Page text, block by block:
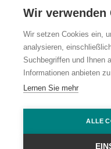
Lösungskatalog für
Folge uns auf
Facebook Facebook
LinkedInLinkedIn
InstagramInstagram
© Die Housekeeping
www.karl-karl.com| we
Wir verwenden
Wir setzen Cookies ein,
analysieren,
Suchbegriffen und Ihnen
Informationen anbieten
Lernen Sie mehr
ALLE